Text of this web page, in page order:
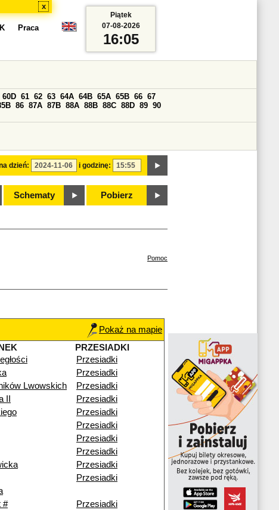
x
Praca
dzień: i godzinę:
60D 61 62 63 64A 64B 65A 65B 66 67
86 87A 87B 88A 88B 88C 88D 89 90
Schematy Pobierz
Piątek
07-08-2026
16:05
Pomoc
Pokaż na mapie
PRZESIADKI
Przesiadki
Przesiadki
Lwowskich
Przesiadki
II
Przesiadki
Przesiadki
Przesiadki
Przesiadki
Przesiadki
Przesiadki
Przesiadki
#
Przesiadki